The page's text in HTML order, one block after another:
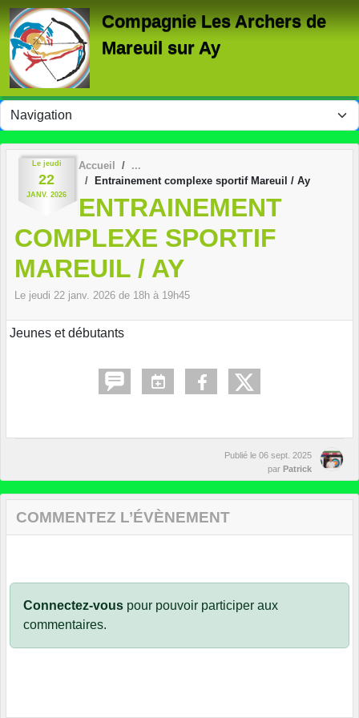
Compagnie Les Archers de
Mareuil sur Ay
Le jeudi
22
JANV. 2026
Accueil
Entrainement complexe sportif Mareuil / Ay
ENTRAINEMENT
COMPLEXE SPORTIF
MAREUIL / AY
Le jeudi 22 janv. 2026 de 18h à 19h45
Jeunes et débutants
Publié le 06 sept. 2025
par Patrick
COMMENTEZ L’ÉVÈNEMENT
Connectez-vous pour pouvoir participer aux
commentaires.
Panneau de gestion des cookies